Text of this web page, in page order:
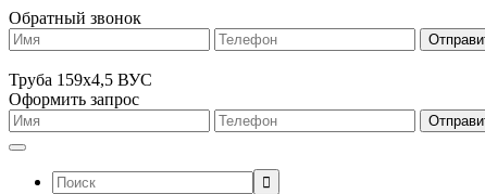
Обратный звонок
Труба 159х4,5 ВУС
Оформить запрос
Поиск: